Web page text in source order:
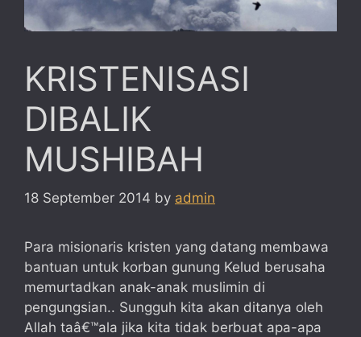
KRISTENISASI
DIBALIK
MUSHIBAH
18 September 2014 by admin
Para misionaris kristen yang datang membawa
bantuan untuk korban gunung Kelud berusaha
memurtadkan anak-anak muslimin di
pengungsian.. Sungguh kita akan ditanya oleh
Allah taâ€™ala jika kita tidak berbuat apa-apa